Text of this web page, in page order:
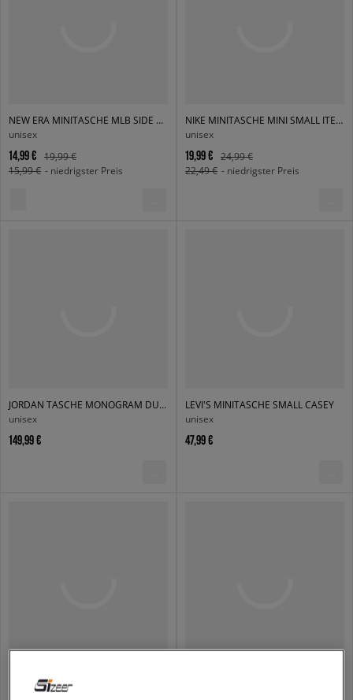
NEW ERA MINITASCHE MLB SIDE BAG NYY BLK BLKWHI NEW YORK YANK
unisex
14,99 €
19,99 €
15,99 € - niedrigster Preis
NIKE MINITASCHE MINI SMALL ITEMS BAG
unisex
19,99 €
24,99 €
22,49 € - niedrigster Preis
JORDAN TASCHE MONOGRAM DUFFLE
unisex
149,99 €
LEVI'S MINITASCHE SMALL CASEY
unisex
47,99 €
unisex